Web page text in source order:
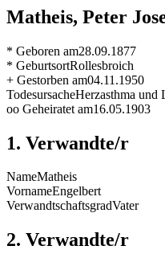
Matheis, Peter
* Geboren am28.09.1877
* GeburtsortRollesbroich
+ Gestorben am04.11.1950
TodesursacheHerzasthma und
oo Geheiratet am16.05.1903
1. Verwandte/r
NameMatheis
VornameEngelbert
VerwandtschaftsgradVater
2. Verwandte/r